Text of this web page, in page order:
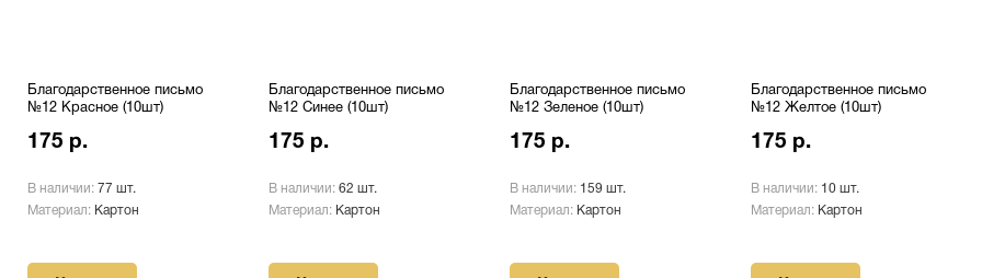
Благодарственное письмо
№12 Красное (10шт)
175 р.
В наличии: 77 шт.
Материал: Картон
Благодарственное письмо
№12 Синее (10шт)
175 р.
В наличии: 62 шт.
Материал: Картон
Благодарственное письмо
№12 Зеленое (10шт)
175 р.
В наличии: 159 шт.
Материал: Картон
Благодарственное письмо
№12 Желтое (10шт)
175 р.
В наличии: 10 шт.
Материал: Картон